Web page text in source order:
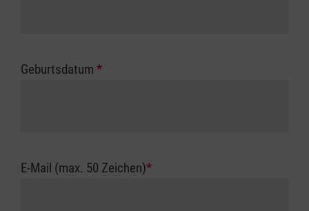
Geburtsdatum *
E-Mail (max. 50 Zeichen)*